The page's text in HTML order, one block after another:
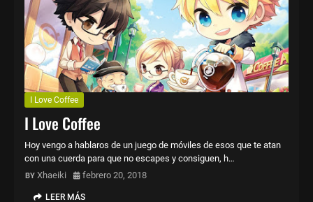
I Love Coffee
I Love Coffee
Hoy vengo a hablaros de un juego de móviles de esos que te atan
con una cuerda para que no escapes y consiguen, h…
Xhaeiki
febrero 20, 2018
LEER MÁS